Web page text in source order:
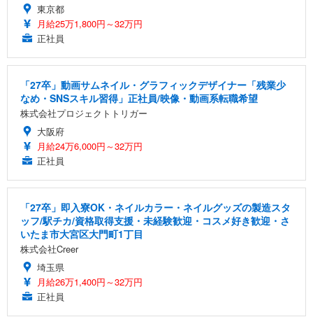
東京都
月給25万1,800円～32万円
正社員
「27卒」動画サムネイル・グラフィックデザイナー「残業少
なめ・SNSスキル習得」正社員/映像・動画系転職希望
株式会社プロジェクトトリガー
大阪府
月給24万6,000円～32万円
正社員
「27卒」即入寮OK・ネイルカラー・ネイルグッズの製造スタ
ッフ/駅チカ/資格取得支援・未経験歓迎・コスメ好き歓迎・さ
いたま市大宮区大門町1丁目
株式会社Creer
埼玉県
月給26万1,400円～32万円
正社員